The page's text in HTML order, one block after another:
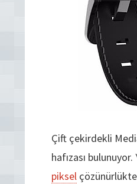
Çift çekirdekli
hafızası
piksel